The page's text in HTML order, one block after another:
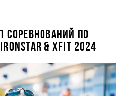
СОРЕВНОВАНИЙ ПО
& XFIT 2024